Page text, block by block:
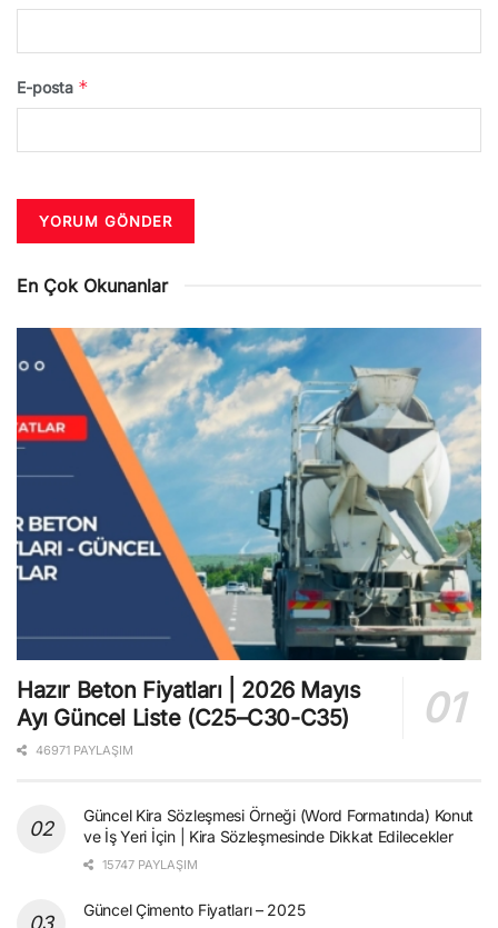
E-posta *
En Çok Okunanlar
Hazır Beton Fiyatları | 2026 Mayıs
Ayı Güncel Liste (C25–C30-C35)
46971 PAYLAŞIM
Güncel Kira Sözleşmesi Örneği (Word Formatında) Konut
ve İş Yeri İçin | Kira Sözleşmesinde Dikkat Edilecekler
15747 PAYLAŞIM
Güncel Çimento Fiyatları – 2025